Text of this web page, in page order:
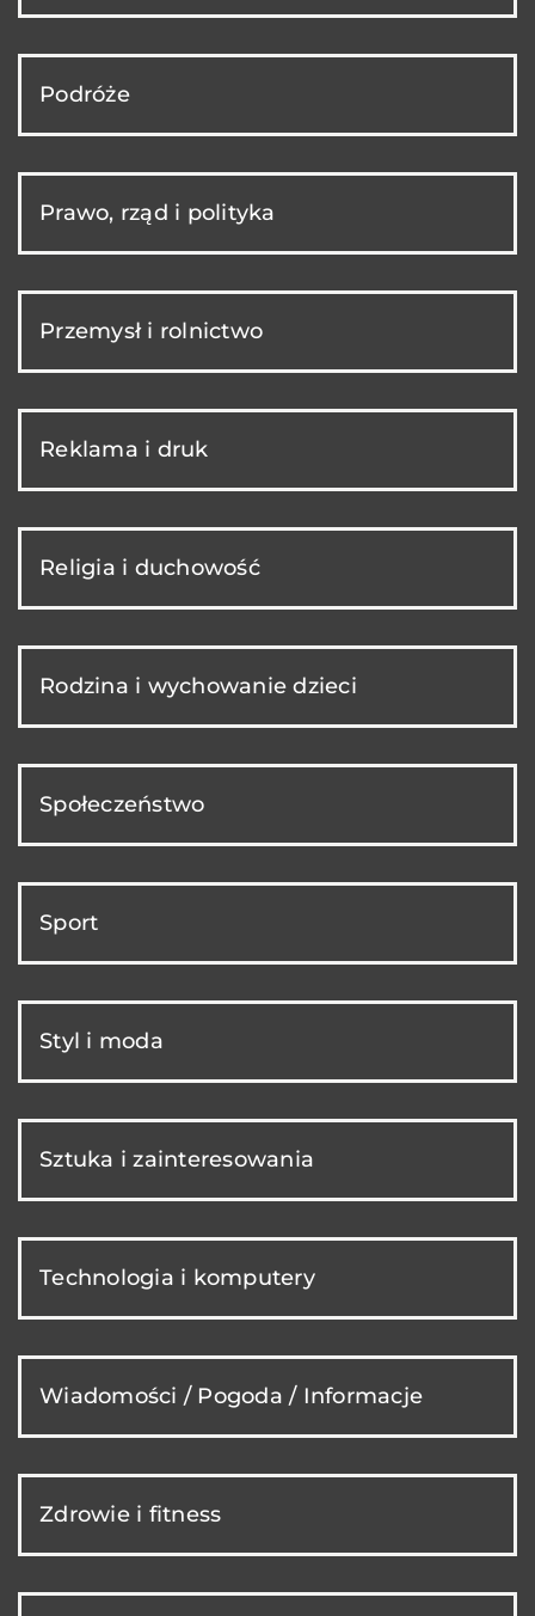
Podróże
Prawo, rząd i polityka
Przemysł i rolnictwo
Reklama i druk
Religia i duchowość
Rodzina i wychowanie dzieci
Społeczeństwo
Sport
Styl i moda
Sztuka i zainteresowania
Technologia i komputery
Wiadomości / Pogoda / Informacje
Zdrowie i fitness